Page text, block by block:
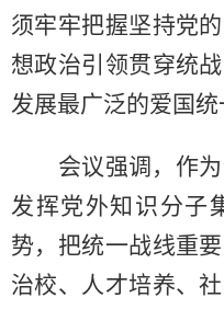
须牢牢把握坚持党
想政治引领贯穿统
发展最广泛的爱国统
会议强调，作
发挥党外知识分子
势，把统一战线重
治校、人才培养、